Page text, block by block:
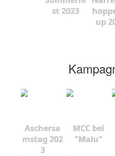
st 2023
up
Aschersa
mstag 202
3
MCC bei
"Malu"